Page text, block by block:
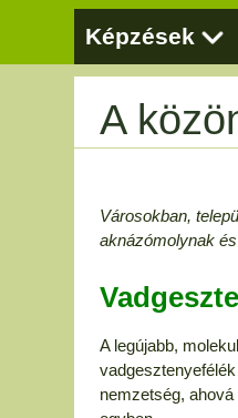
Képzések
A
Városokban,
aknázómolynak
A legújabb,
nemzetség,